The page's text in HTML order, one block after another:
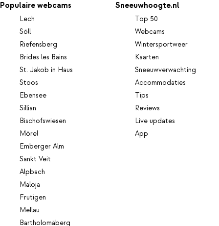
Populaire webcams
Lech
Söll
Riefensberg
Brides les Bains
St. Jakob in Haus
Stoos
Ebensee
Sillian
Bischofswiesen
Mörel
Emberger Alm
Sankt Veit
Alpbach
Maloja
Frutigen
Mellau
Bartholomäberg
Sneeuwhoogte.nl
Top 50
Webcams
Wintersportweer
Kaarten
Sneeuwverwachting
Accommodaties
Tips
Reviews
Live updates
App